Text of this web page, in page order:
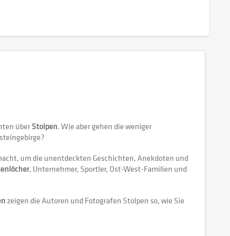
überStolpen. Wie aber gehen die weniger
um die unentdeckten Geschichten, Anekdoten und
, Unternehmer, Sportler, Ost-West-Familien und
zeigen die Autoren und Fotografen Stolpen so, wie Sie